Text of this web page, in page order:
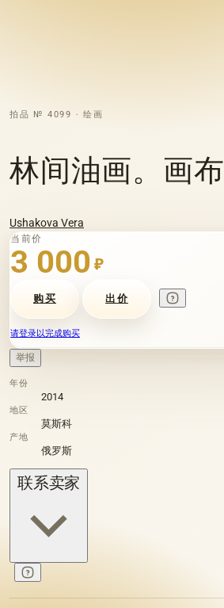
拍品 № 4099 · 绘画
林间油画。画布
Ushakova Vera
当前价
3 000 ₽
购买 出价
请登录以完成购买
举报
年份
2014
地区
莫斯科
产地
俄罗斯
联系卖家